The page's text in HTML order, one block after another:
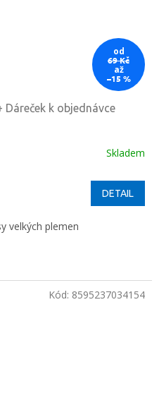
od
69 Kč
až
–15 %
Dáreček k objednávce
Skladem
DETAIL
velkých plemen
Kód: 8595237034154